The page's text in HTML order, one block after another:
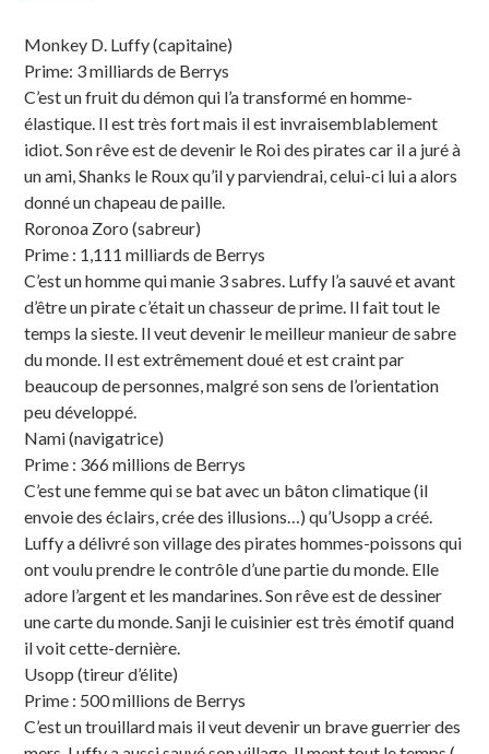
Monkey D. Luffy (capitaine)
Prime: 3 milliards de Berrys
C’est un fruit du démon qui l’a transformé en homme-
élastique. Il est très fort mais il est invraisemblablement
idiot. Son rêve est de devenir le Roi des pirates car il a juré à
un ami, Shanks le Roux qu’il y parviendrai, celui-ci lui a alors
donné un chapeau de paille.
Roronoa Zoro (sabreur)
Prime : 1,111 milliards de Berrys
C’est un homme qui manie 3 sabres. Luffy l’a sauvé et avant
d’être un pirate c’était un chasseur de prime. Il fait tout le
temps la sieste. Il veut devenir le meilleur manieur de sabre
du monde. Il est extrêmement doué et est craint par
beaucoup de personnes, malgré son sens de l’orientation
peu développé.
Nami (navigatrice)
Prime : 366 millions de Berrys
C’est une femme qui se bat avec un bâton climatique (il
envoie des éclairs, crée des illusions…) qu’Usopp a créé.
Luffy a délivré son village des pirates hommes-poissons qui
ont voulu prendre le contrôle d’une partie du monde. Elle
adore l’argent et les mandarines. Son rêve est de dessiner
une carte du monde. Sanji le cuisinier est très émotif quand
il voit cette-dernière.
Usopp (tireur d’élite)
Prime : 500 millions de Berrys
C’est un trouillard mais il veut devenir un brave guerrier des